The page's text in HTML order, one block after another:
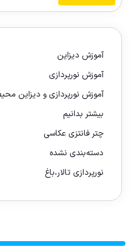
آموزش دیزاین
آموزش نورپردازی
آموزش نورپردازی و دیزاین
بیشتر بدانیم
چتر فانتزی عکاسی
دسته‌بندی نشده
نورپردازی تالار،باغ